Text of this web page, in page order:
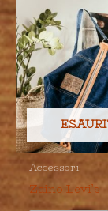
Accessori
Zaino Levi’s